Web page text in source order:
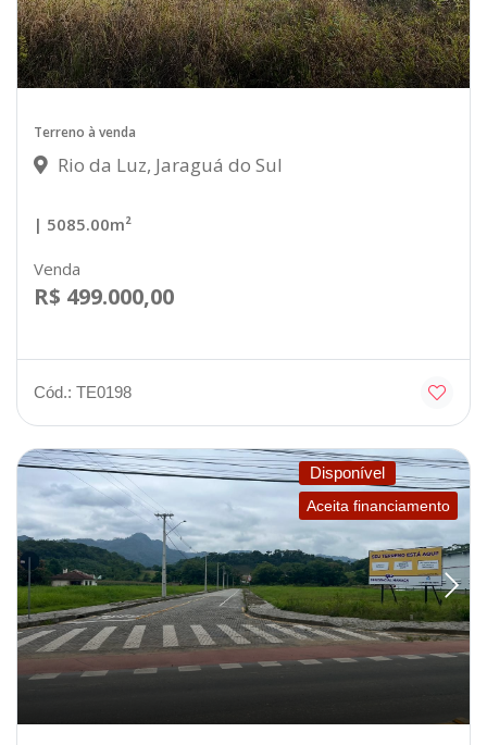
Terreno à venda
Rio da Luz, Jaraguá do Sul
| 5085.00m²
Venda
R$ 499.000,00
Cód.: TE0198
Disponível
Aceita financiamento